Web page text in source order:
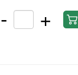
- +